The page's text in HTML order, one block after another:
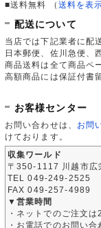
■送料無料 （ 送料を表
配送について
当店では下記業者に配
日本郵便、佐川急便
商品送料は全て商品ペ
高額商品には保証付書
お客様センター
お問い合わせは、 お問
けております。
収集ワールド
〒350-1117 川越市広
TEL 049-249-2525
FAX 049-257-4989
▼営業時間
・ネットでのご注文
・お電話でのお問い